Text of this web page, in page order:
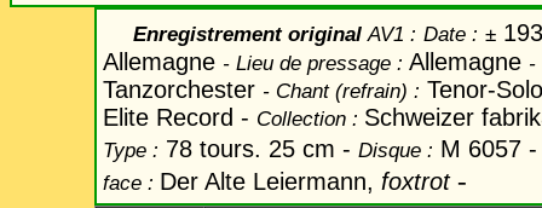
Enregistrement originalAV1 : Date : ±
Allemagne - Lieu de pressage : Allemagne -
Tanzorchester - Chant(refrain) : Tenor-
Elite Record - Collection : Schweizer
Type : 78 tours. 25 cm - Disque : M 6057
face : Der Alte Leiermann, foxtrot-